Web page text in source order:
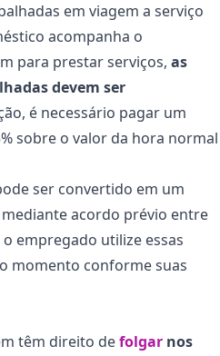
em viagem a serviço
acompanha o
para prestar serviços, as
devem ser
é necessário pagar um
sobre o valor da hora normal
ser convertido em um
acordo prévio entre
empregado utilize essas
momento conforme suas
têm direito defolgar nos